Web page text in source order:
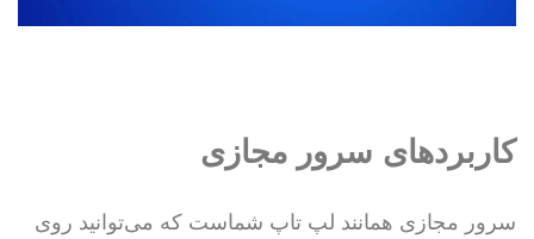
کاربردهای سرور مجازی
سرور مجازی همانند لپ تاپ شماست که می‌توانید روی